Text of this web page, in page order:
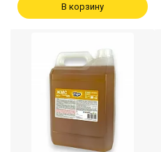
В корзину